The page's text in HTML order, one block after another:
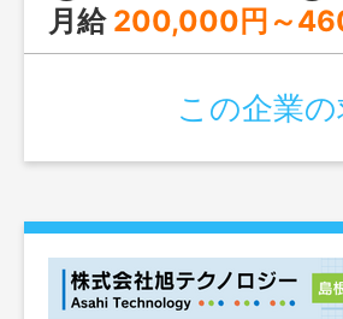
月給 200,000円～
この企業